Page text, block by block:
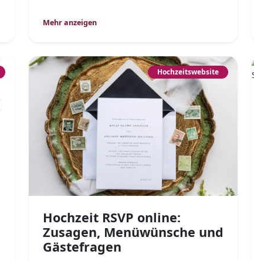
Mehr anzeigen
Hochzeitswebsite
Hochzeit RSVP online:
Zusagen, Menüwünsche und
Gästefragen